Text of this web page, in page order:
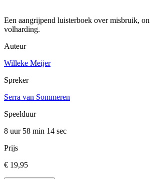
Een aangrijpend luisterboek over misbruik,
volharding.
Auteur
Willeke Meijer
Spreker
Serra van Sommeren
Speelduur
8 uur 58 min 14 sec
Prijs
€ 19,95